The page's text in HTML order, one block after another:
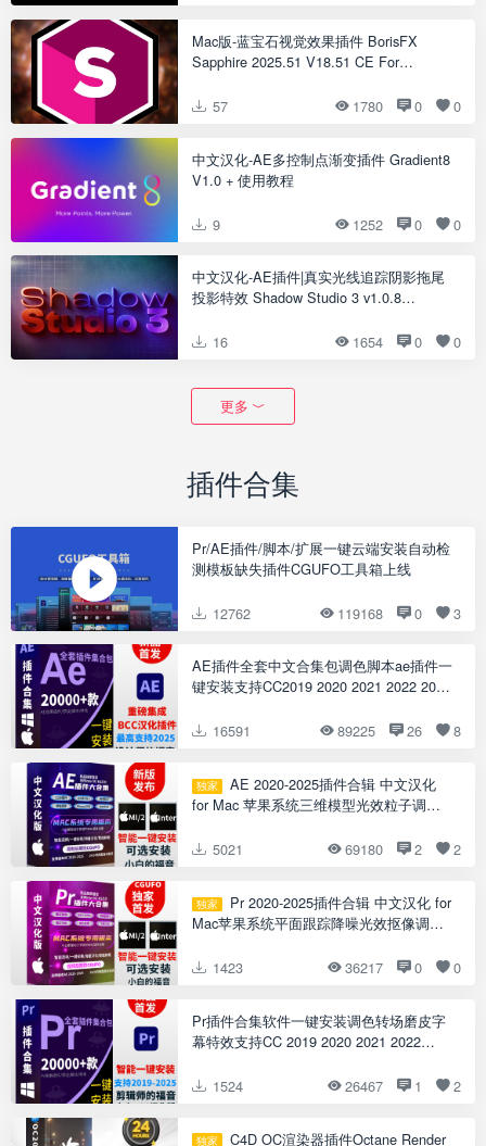
Mac版-蓝宝石视觉效果插件 BorisFX
Sapphire 2025.51 V18.51 CE For
57
1780 0 0
中文汉化-AE多控制点渐变插件 Gradient8
V1.0 + 使用教程
9 1252 0 0
中文汉化-AE插件|真实光线追踪阴影拖尾
投影特效 Shadow Studio 3 v1.0.8
16
1654 0 0
更多
插件合集
Pr/AE插件/脚本/扩展一键云端安装自动检
测模板缺失插件CGUFO工具箱上线
12762 119168 0 3
AE插件全套中文合集包调色脚本ae插件一
键安装支持CC2019 2020 2021 2022 2023
16591
89225 26 8
独家
for Mac 苹果系统三维模型光效粒子调色
5021
69180 2 2
独家
Mac苹果系统平面跟踪降噪光效抠像调色
1423
36217 0 0
Pr插件合集软件一键安装调色转场磨皮字
幕特效支持CC 2019 2020 2021 2022
1524
26467 1 2
独家